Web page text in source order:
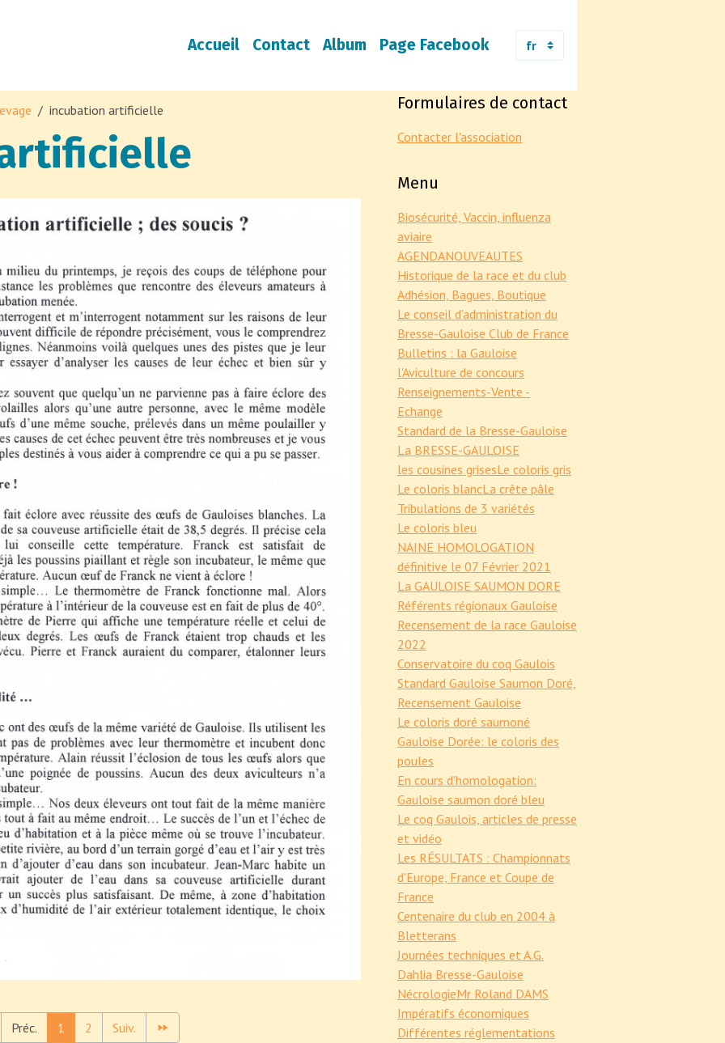
Accueil Contact Album Page Facebook
incubation artificielle
Préc. 1 2 Suiv.
Formulaires de contact
Contacter l'association
Menu
Biosécurité, Vaccin, influenza
aviaire
AGENDANOUVEAUTES
Historique de la race et du club
Adhésion, Bagues, Boutique
Le conseil d'administration du
Bresse-Gauloise Club de France
Bulletins : la Gauloise
l'Aviculture de concours
Renseignements-Vente -
Echange
Standard de la Bresse-Gauloise
La BRESSE-GAULOISE
les cousines grisesLe coloris gris
Le coloris blancLa crête pâle
Tribulations de 3 variétés
Le coloris bleu
NAINE HOMOLOGATION
définitive le 07 Février 2021
La GAULOISE SAUMON DORE
Référents régionaux Gauloise
Recensement de la race Gauloise
2022
Conservatoire du coq Gaulois
Standard Gauloise Saumon Doré,
Recensement Gauloise
Le coloris doré saumoné
Gauloise Dorée: le coloris des
poules
En cours d'homologation:
Gauloise saumon doré bleu
Le coq Gaulois, articles de presse
et vidéo
Les RÉSULTATS : Championnats
d'Europe, France et Coupe de
France
Centenaire du club en 2004 à
Bletterans
Journées techniques et A.G.
Dahlia Bresse-Gauloise
NécrologieMr Roland DAMS
Impératifs économiques
Différentes réglementations